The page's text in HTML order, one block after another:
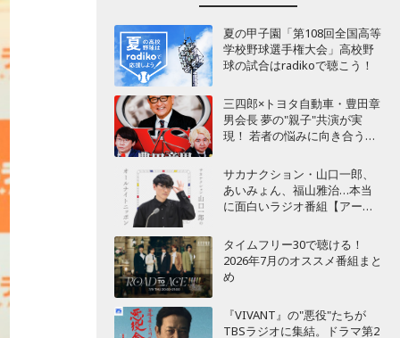
夏の甲子園「第108回全国高等
学校野球選手権大会」高校野
球の試合はradikoで聴こう！
三四郎×トヨタ自動車・豊田章
男会長 夢の"親子"共演が実
現！ 若者の悩みに向き合うポ
サカナクション・山口一郎、
あいみょん、福山雅治…本当
に面白いラジオ番組【アーテ
タイムフリー30で聴ける！
2026年7月のオススメ番組まと
め
『VIVANT』の"悪役"たちが
TBSラジオに集結。ドラマ第2